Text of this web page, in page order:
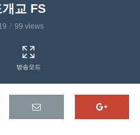
교 FS
99 views
방송모드